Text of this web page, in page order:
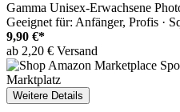
Gamma Unisex-Erwachsene
Geeignet für: Anfänger, Profis ·
9,90 €*
ab 2,20 € Versand
Marktplatz
Weitere Details